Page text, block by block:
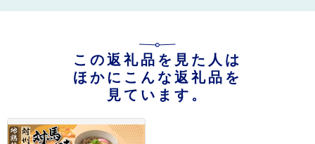
この返礼品を見た人は
ほかにこんな返礼品を
見ています。